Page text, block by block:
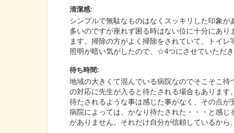
清潔感:
シンプルで無駄なものはなくスッキリした印象
多いのですが座れず困る時はない位に十分にあ
ます。掃除の方がよく掃除をされていて、トイ
照明が暗い気がしたので、☆4つにさせていただき
待ち時間:
地域の大きくて混んでいる病院なのでそこそこ
の対応に先生が入ると待たされる場合もありま
待たされるような事は感じた事がなく、その点が
病院によっては、かなり待たされた・・・と感
がありません。それだけ自分が信頼しているから